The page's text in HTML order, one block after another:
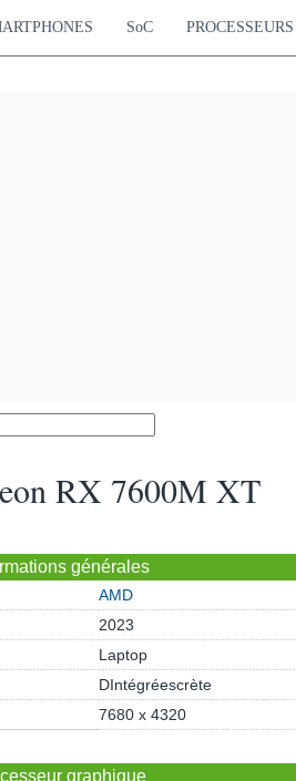
SoC PROCESSEURS
RX 7600M XT
générales
AMD
2023
Laptop
DIntégréescrète
7680 x 4320
graphique